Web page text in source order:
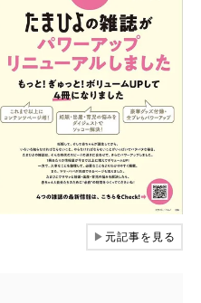
▶元記事を見る